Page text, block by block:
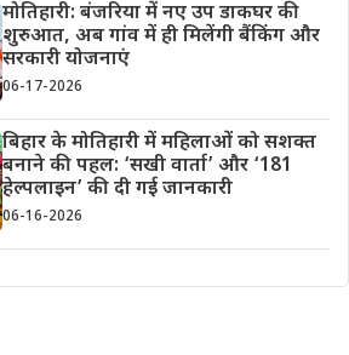
मोतिहारी: बंजरिया में नए उप डाकघर की
शुरुआत, अब गांव में ही मिलेंगी बैंकिंग और
सरकारी योजनाएं
06-17-2026
बिहार के मोतिहारी में महिलाओं को सशक्त
बनाने की पहल: ‘सखी वार्ता’ और ‘181
हेल्पलाइन’ की दी गई जानकारी
06-16-2026